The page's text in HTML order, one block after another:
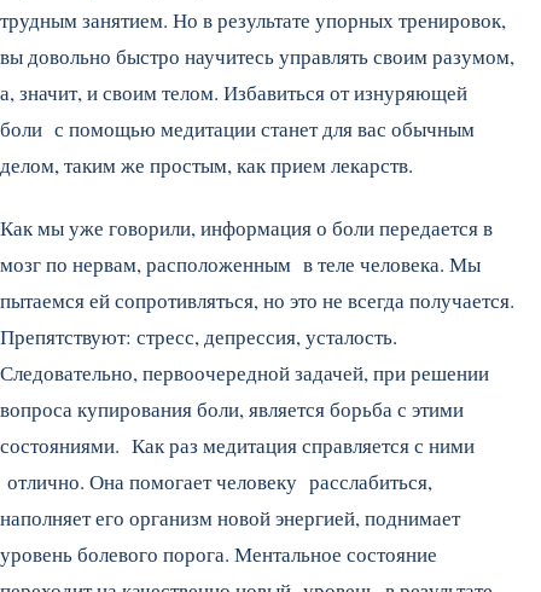
трудным занятием. Но в результате упорных тренировок,
вы довольно быстро научитесь управлять своим разумом,
а, значит, и своим телом. Избавиться от изнуряющей
боли с помощью медитации станет для вас обычным
делом, таким же простым, как прием лекарств.
Как мы уже говорили, информация о боли передается в
мозг по нервам, расположенным в теле человека. Мы
пытаемся ей сопротивляться, но это не всегда получается.
Препятствуют: стресс, депрессия, усталость.
Следовательно, первоочередной задачей, при решении
вопроса купирования боли, является борьба с этими
состояниями. Как раз медитация справляется с ними
отлично. Она помогает человеку расслабиться,
наполняет его организм новой энергией, поднимает
уровень болевого порога. Ментальное состояние